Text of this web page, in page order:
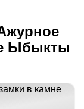
Ыбыкты